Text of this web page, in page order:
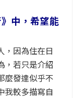
中，希望能
，因為住在日
，若只是介紹
麼發達似乎不
我較多描寫自